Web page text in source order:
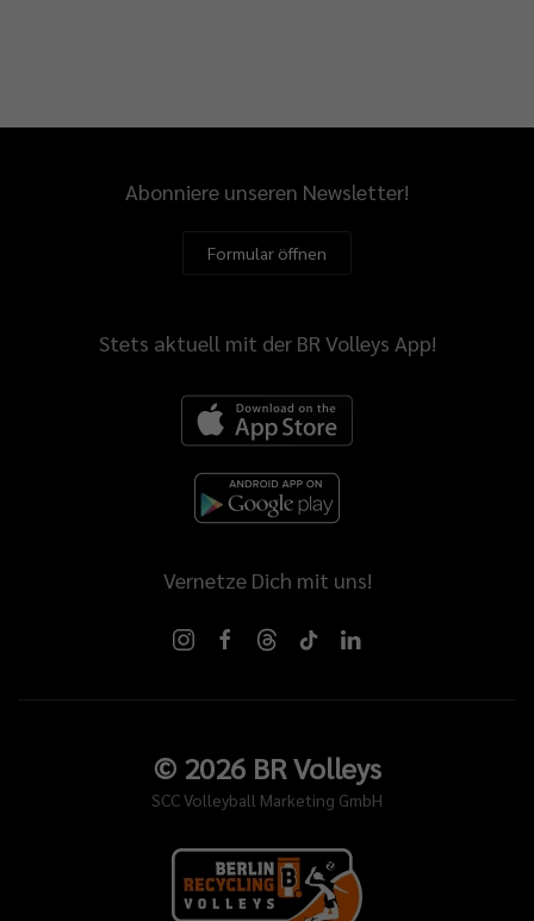
Abonniere unseren Newsletter!
Formular öffnen
Stets aktuell mit der BR Volleys App!
Vernetze Dich mit uns!
© 2026BR Volleys
SCC Volleyball Marketing GmbH